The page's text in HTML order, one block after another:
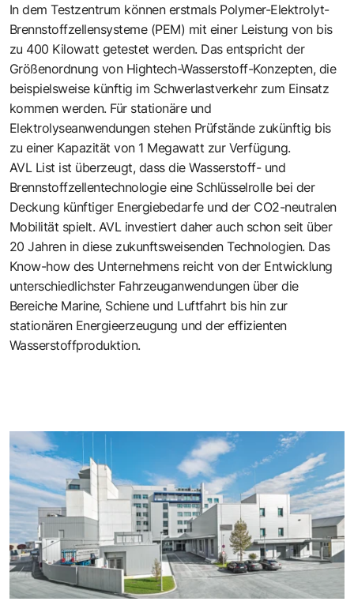
In dem Testzentrum können erstmals Polymer-Elektrolyt-
Brennstoffzellensysteme (PEM) mit einer Leistung von bis
zu 400 Kilowatt getestet werden. Das entspricht der
Größenordnung von Hightech-Wasserstoff-Konzepten, die
beispielsweise künftig im Schwerlastverkehr zum Einsatz
kommen werden. Für stationäre und
Elektrolyseanwendungen stehen Prüfstände zukünftig bis
zu einer Kapazität von 1 Megawatt zur Verfügung.
AVL List ist überzeugt, dass die Wasserstoff- und
Brennstoffzellentechnologie eine Schlüsselrolle bei der
Deckung künftiger Energiebedarfe und der CO2-neutralen
Mobilität spielt. AVL investiert daher auch schon seit über
20 Jahren in diese zukunftsweisenden Technologien. Das
Know-how des Unternehmens reicht von der Entwicklung
unterschiedlichster Fahrzeuganwendungen über die
Bereiche Marine, Schiene und Luftfahrt bis hin zur
stationären Energieerzeugung und der effizienten
Wasserstoffproduktion.